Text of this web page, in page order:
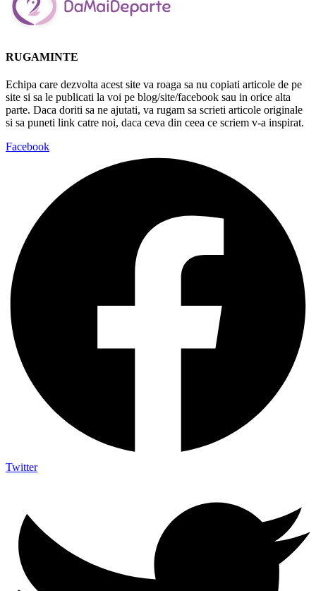
RUGAMINTE
Echipa care dezvolta acest site va roaga sa nu copiati articole de pe
site si sa le publicati la voi pe blog/site/facebook sau in orice alta
parte. Daca doriti sa ne ajutati, va rugam sa scrieti articole originale
si sa puneti link catre noi, daca ceva din ceea ce scriem v-a inspirat.
Facebook
Twitter